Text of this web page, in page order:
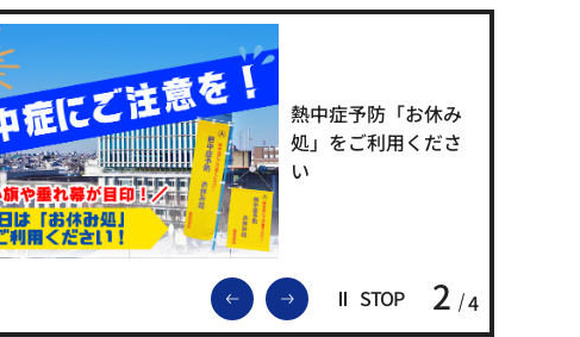
前のスライドを表示
次のスライドを表示
STOP 2 4
熱中症予防「お休み
処」をご利用くださ
い